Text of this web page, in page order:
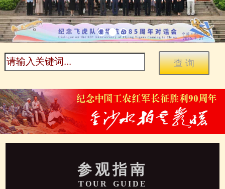
参观指南
TOUR GUIDE